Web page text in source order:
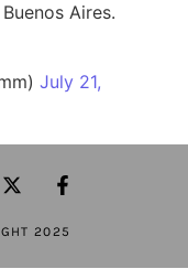
Aires.
July 21,
2025